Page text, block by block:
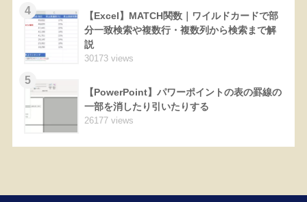
4
【Excel】MATCH関数｜ワイルドカードで部
分一致検索や複数行・複数列から検索まで解
説
30173 views
5
【PowerPoint】パワーポイントの表の罫線の
一部を消したり引いたりする
26177 views